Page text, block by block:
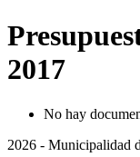
2017
No hay
2026 - Municipalidad